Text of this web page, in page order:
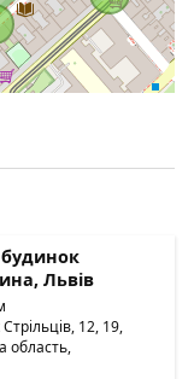
Львів
12, 19,
область,